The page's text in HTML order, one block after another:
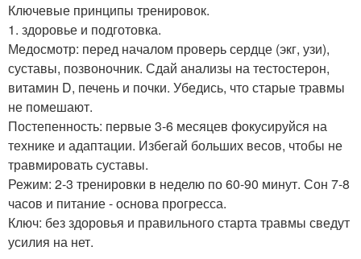
Ключевые принципы тренировок.
1. здоровье и подготовка.
Медосмотр: перед началом проверь сердце (экг, узи),
суставы, позвоночник. Сдай анализы на тестостерон,
витамин D, печень и почки. Убедись, что старые травмы
не помешают.
Постепенность: первые 3-6 месяцев фокусируйся на
технике и адаптации. Избегай больших весов, чтобы не
травмировать суставы.
Режим: 2-3 тренировки в неделю по 60-90 минут. Сон 7-8
часов и питание - основа прогресса.
Ключ: без здоровья и правильного старта травмы сведут
усилия на нет.